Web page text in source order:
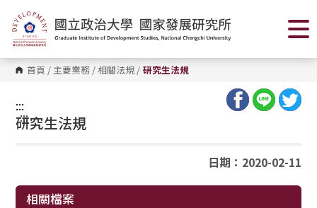
到
主
要
內
容
區 首頁 / 主要業務 /相關法規/ 研究生法規
:::
:::
研究生法規
日期：2020-02-11
相關檔案